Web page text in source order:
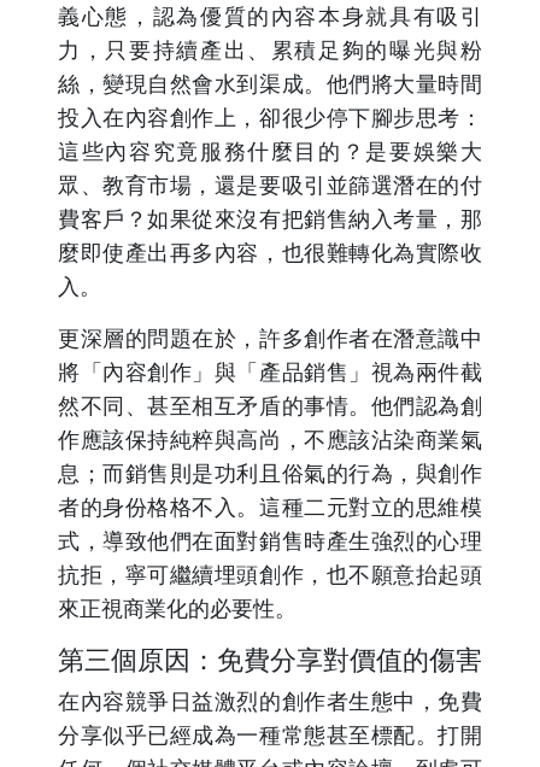
義心態，認為優質的內容本身就具有吸引
力，只要持續產出、累積足夠的曝光與粉
絲，變現自然會水到渠成。他們將大量時間
投入在內容創作上，卻很少停下腳步思考：
這些內容究竟服務什麼目的？是要娛樂大
眾、教育市場，還是要吸引並篩選潛在的付
費客戶？如果從來沒有把銷售納入考量，那
麼即使產出再多內容，也很難轉化為實際收
入。
更深層的問題在於，許多創作者在潛意識中
將「內容創作」與「產品銷售」視為兩件截
然不同、甚至相互矛盾的事情。他們認為創
作應該保持純粹與高尚，不應該沾染商業氣
息；而銷售則是功利且俗氣的行為，與創作
者的身份格格不入。這種二元對立的思維模
式，導致他們在面對銷售時產生強烈的心理
抗拒，寧可繼續埋頭創作，也不願意抬起頭
來正視商業化的必要性。
第三個原因：免費分享對價值的傷害
在內容競爭日益激烈的創作者生態中，免費
分享似乎已經成為一種常態甚至標配。打開